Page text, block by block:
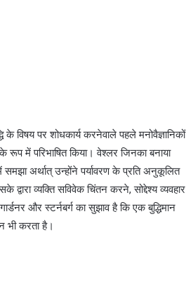
के विषय पर शोधकार्य करनेवाले पहले मनोवैज्ञानिकों
में परिभाषित किया। वेश्लर जिनका बनाया
समझा अर्थात् उन्होंने पर्यावरण के प्रति अनुकूलित
व्यक्ति सविवेक चिंतन करने, सोद्देश्य व्यवहार
और स्टर्नबर्ग का सुझाव है कि एक बुद्धिमान
भी करता है।